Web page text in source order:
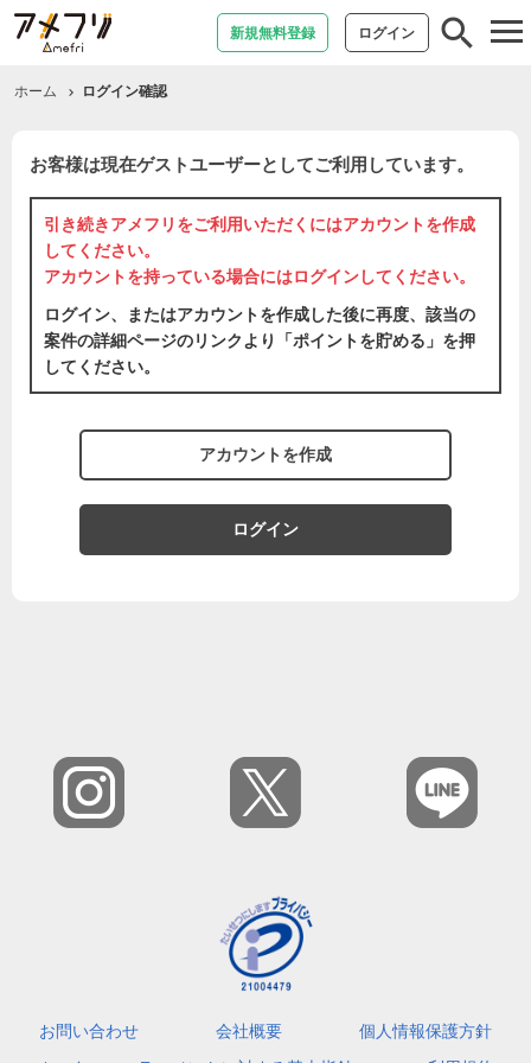
新規無料登録 ログイン
ホーム ログイン確認
お客様は現在ゲストユーザーとしてご利用しています。
引き続きアメフリをご利用いただくにはアカウントを作成
してください。
アカウントを持っている場合にはログインしてください。
ログイン、またはアカウントを作成した後に再度、該当の
案件の詳細ページのリンクより「ポイントを貯める」を押
してください。
アカウントを作成
ログイン
お問い合わせ 会社概要
個人情報保護方針